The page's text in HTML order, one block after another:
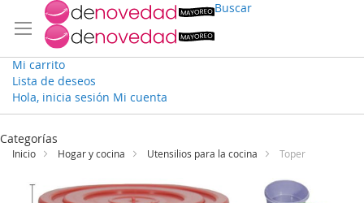
Buscar
Mi carrito
Lista de deseos
Hola, inicia sesión Mi cuenta
Ir
contenido
Categorías
Inicio Hogar y cocina Utensilios para la cocina Toper
Saltar